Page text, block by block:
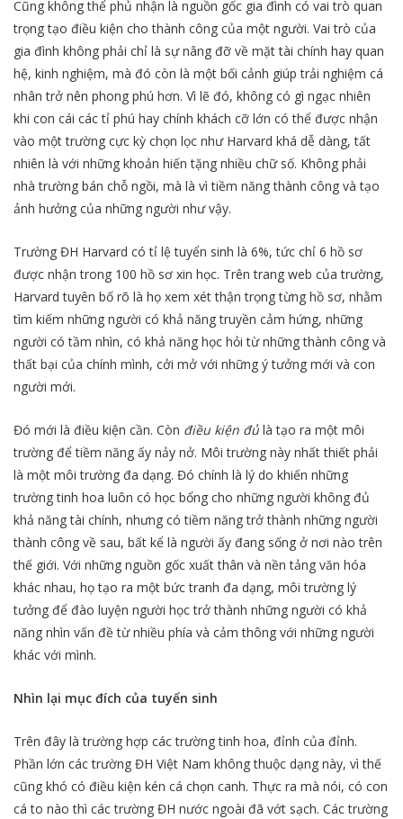
Cũng không thể phủ nhận là nguồn gốc gia đình có vai trò quan
trọng tạo điều kiện cho thành công của một người. Vai trò của
gia đình không phải chỉ là sự nâng đỡ về mặt tài chính hay quan
hệ, kinh nghiệm, mà đó còn là một bối cảnh giúp trải nghiệm cá
nhân trở nên phong phú hơn. Vì lẽ đó, không có gì ngạc nhiên
khi con cái các tỉ phú hay chính khách cỡ lớn có thể được nhận
vào một trường cực kỳ chọn lọc như Harvard khá dễ dàng, tất
nhiên là với những khoản hiến tặng nhiều chữ số. Không phải
nhà trường bán chỗ ngồi, mà là vì tiềm năng thành công và tạo
ảnh hưởng của những người như vậy.
Trường ĐH Harvard có tỉ lệ tuyển sinh là 6%, tức chỉ 6 hồ sơ
được nhận trong 100 hồ sơ xin học. Trên trang web của trường,
Harvard tuyên bố rõ là họ xem xét thận trọng từng hồ sơ, nhằm
tìm kiếm những người có khả năng truyền cảm hứng, những
người có tầm nhìn, có khả năng học hỏi từ những thành công và
thất bại của chính mình, cởi mở với những ý tưởng mới và con
người mới.
Đó mới là điều kiện cần. Còn điều kiện đủ là tạo ra một môi
trường để tiềm năng ấy nảy nở. Môi trường này nhất thiết phải
là một môi trường đa dạng. Đó chính là lý do khiến những
trường tinh hoa luôn có học bổng cho những người không đủ
khả năng tài chính, nhưng có tiềm năng trở thành những người
thành công về sau, bất kể là người ấy đang sống ở nơi nào trên
thế giới. Với những nguồn gốc xuất thân và nền tảng văn hóa
khác nhau, họ tạo ra một bức tranh đa dạng, môi trường lý
tưởng để đào luyện người học trở thành những người có khả
năng nhìn vấn đề từ nhiều phía và cảm thông với những người
khác với mình.
Nhìn lại mục đích của tuyển sinh
Trên đây là trường hợp các trường tinh hoa, đỉnh của đỉnh.
Phần lớn các trường ĐH Việt Nam không thuộc dạng này, vì thế
cũng khó có điều kiện kén cá chọn canh. Thực ra mà nói, có con
cá to nào thì các trường ĐH nước ngoài đã vớt sạch. Các trường